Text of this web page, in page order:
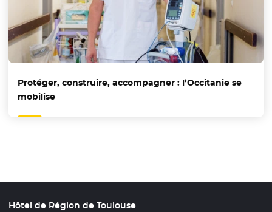
Protéger, construire, accompagner : l’Occitanie se
mobilise
Hôtel de Région de Toulouse